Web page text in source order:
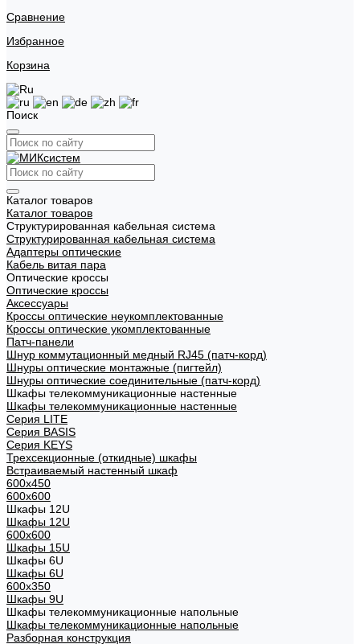
Сравнение
Избранное
Корзина
Поиск
Каталог товаров
Каталог товаров
Структурированная кабельная система
Структурированная кабельная система
Адаптеры оптические
Кабель витая пара
Оптические кроссы
Оптические кроссы
Аксессуары
Кроссы оптические неукомплектованные
Кроссы оптические укомплектованные
Патч-панели
Шнур коммутационный медный RJ45 (патч-корд)
Шнуры оптические монтажные (пигтейл)
Шнуры оптические соединительные (патч-корд)
Шкафы телекоммуникационные настенные
Шкафы телекоммуникационные настенные
Cерия LITE
Cерия BASIS
Cерия KEYS
Трехсекционные (откидные) шкафы
Встраиваемый настенный шкаф
600x450
600x600
Шкафы 12U
Шкафы 12U
600x600
Шкафы 15U
Шкафы 6U
Шкафы 6U
600x350
Шкафы 9U
Шкафы телекоммуникационные напольные
Шкафы телекоммуникационные напольные
Разборная конструкция